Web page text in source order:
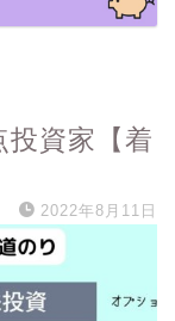
投資家【着
2022年8月11日